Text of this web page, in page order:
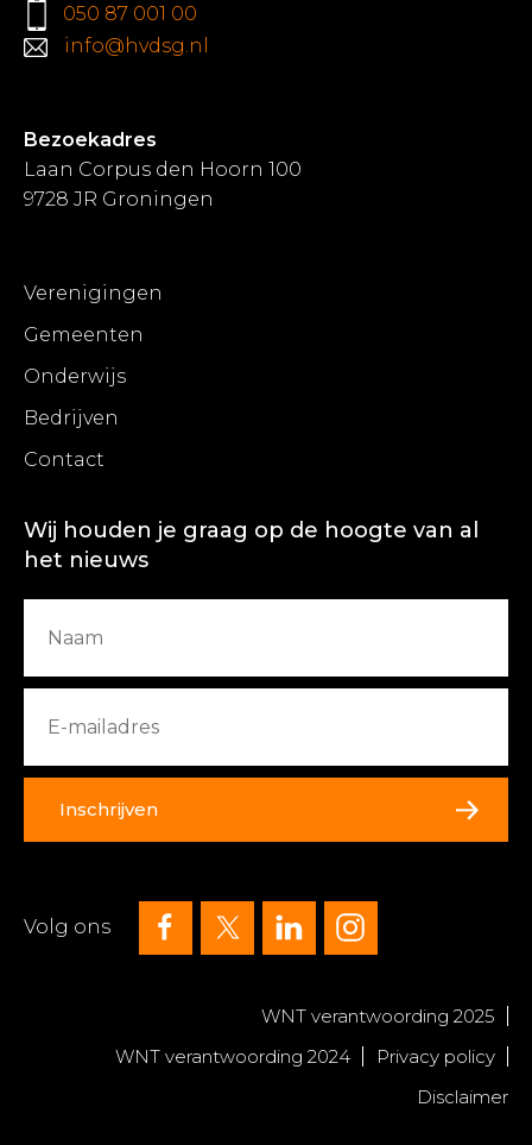
050 87 001 00
info@hvdsg.nl
Bezoekadres
Laan Corpus den Hoorn 100
9728 JR Groningen
Verenigingen
Gemeenten
Onderwijs
Bedrijven
Contact
Wij houden je graag op de hoogte van al
het nieuws
Inschrijven
Volg ons
WNT verantwoording 2025
WNT verantwoording 2024
Privacy policy
Disclaimer